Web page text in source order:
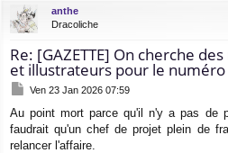
e
anthe
Dracoliche
Re: [GAZETTE] On cherche
et illustrateurs pour le numéro
M
s
s
a
Ven 23 Jan 2026 07:59
Au point mort parce qu'il n'y a pas de
faudrait qu'un chef de projet plein de
relancer l'affaire.